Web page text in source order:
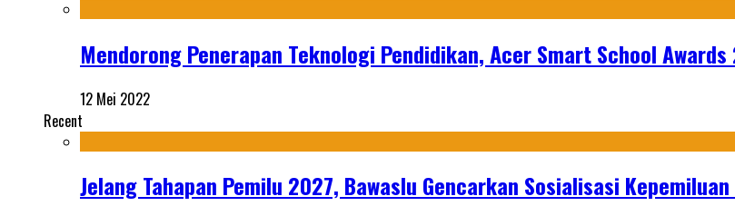
Mendorong Penerapan Teknologi Pendidikan, Acer Smart School
12 Mei 2022
Recent
Jelang Tahapan Pemilu 2027, Bawaslu Gencarkan Sosialisasi